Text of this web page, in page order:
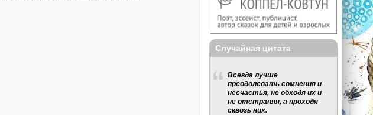
Случайная цитата
Всегда лучше
преодолевать сомнения и
несчастья, не обходя их и
не отстраняя, а проходя
сквозь них.